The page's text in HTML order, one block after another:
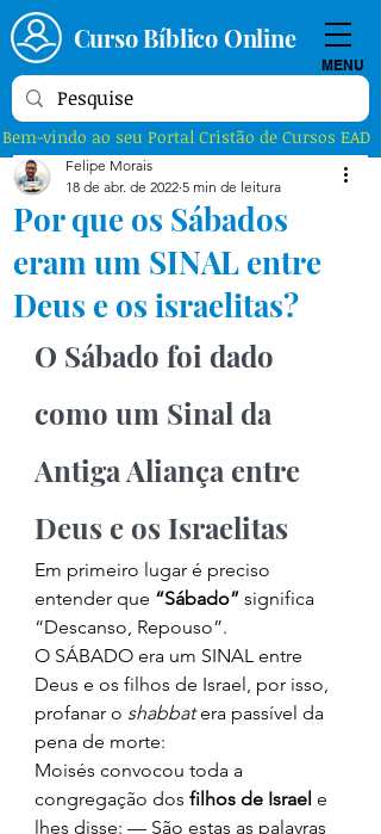
Curso Bíblico Online
MENU
Bem-vindo ao seu Portal Cristão de Cursos EAD
Por que os Sábados
eram um SINAL entre
Deus e os israelitas?
Felipe Morais
18 de abr. de 2022 5 min de leitura
O Sábado foi dado
como um Sinal da
Antiga Aliança entre
Deus e os Israelitas
Em primeiro lugar é preciso
entender que “Sábado” significa
“Descanso, Repouso”.
O SÁBADO era um SINAL entre
Deus e os filhos de Israel, por isso,
profanar o shabbat era passível da
pena de morte:
Moisés convocou toda a
congregação dos filhos de Israel e
lhes disse: — São estas as palavras